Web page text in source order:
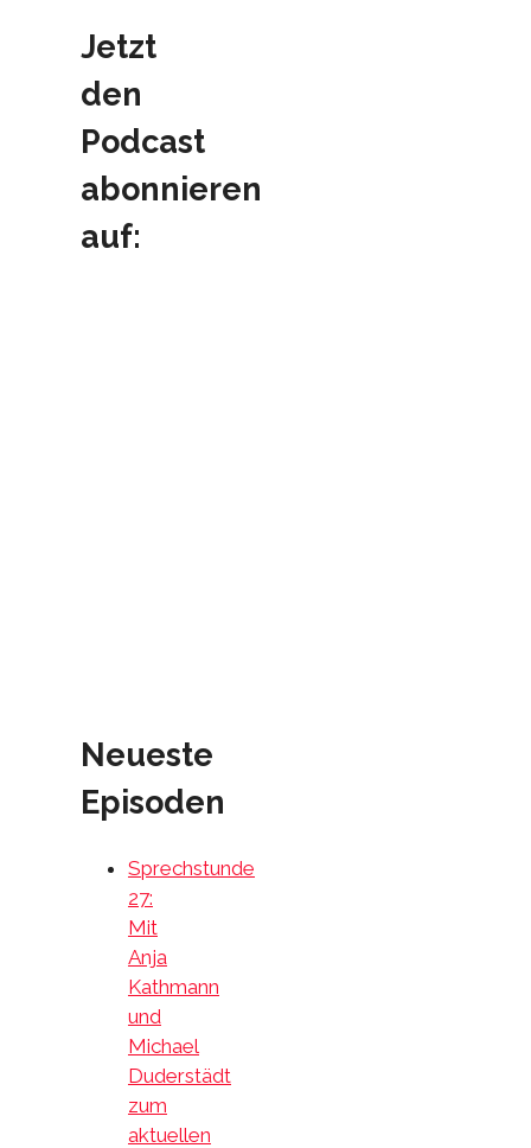
Jetzt
den
Podcast
abonnieren
auf:
Neueste
Episoden
Sprechstunde
27:
Mit
Anja
Kathmann
und
Michael
Duderstädt
zum
aktuellen